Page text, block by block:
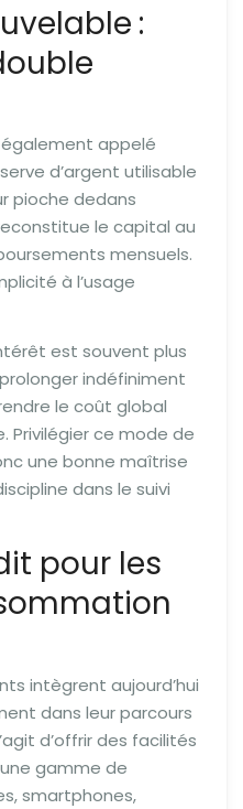
:
également appelé
d’argent utilisable
pioche dedans
le capital au
mensuels.
à l’usage
est souvent plus
indéfiniment
le coût global
Privilégier ce mode de
une bonne maîtrise
dans le suivi
pour les
intègrent aujourd’hui
dans leur parcours
d’offrir des facilités
gamme de
smartphones,